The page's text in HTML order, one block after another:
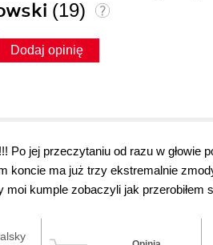
(19)
Dodaj opinię
Po jej przeczytaniu od razu w głowie
koncie ma już trzy ekstremalnie
moi kumple zobaczyli jak przerobiłem